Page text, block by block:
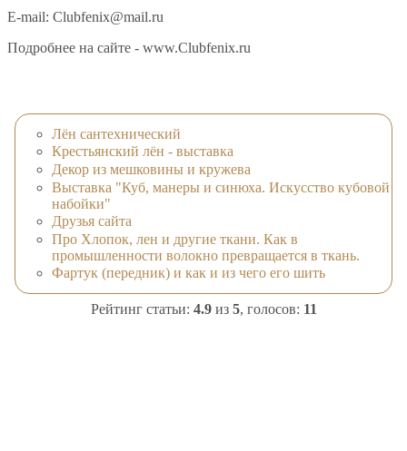
E-mail: Clubfenix@mail.ru
Подробнее на сайте - www.Clubfenix.ru
Лён сантехнический
Крестьянский лён - выставка
Декор из мешковины и кружева
Выставка "Куб, манеры и синюха. Искусство кубовой
набойки"
Друзья сайта
Про Хлопок, лен и другие ткани. Как в
промышленности волокно превращается в ткань.
Фартук (передник) и как и из чего его шить
Рейтинг статьи: 4.9из 5, голосов: 11